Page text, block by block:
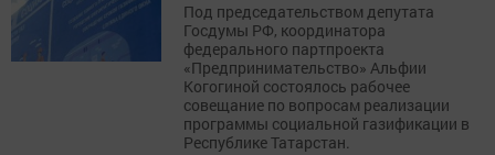
Под председательством депутата
Госдумы РФ, координатора
федерального партпроекта
«Предпринимательство» Альфии
Когогиной состоялось рабочее
совещание по вопросам реализации
программы социальной газификации в
Республике Татарстан.